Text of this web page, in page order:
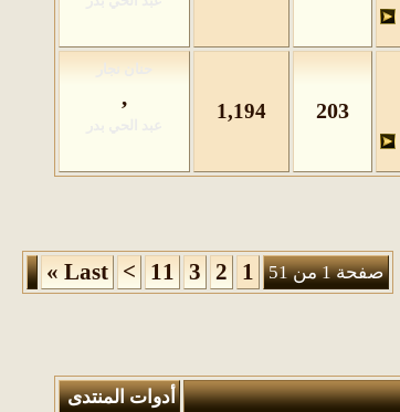
203
1,194
,
صفحة 1 من 51 1
2
3
11
>
Last
»
أدوات المنتدى